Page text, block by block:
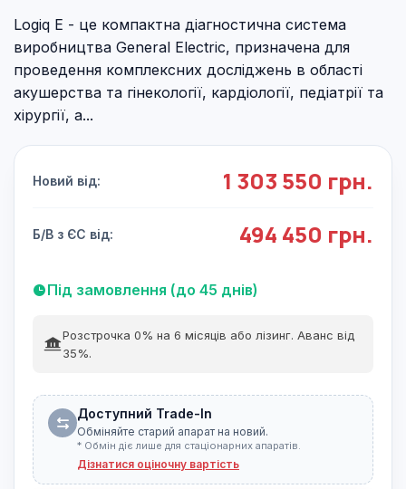
Logiq E - це компактна діагностична система
виробництва General Electric, призначена для
проведення комплексних досліджень в області
акушерства та гінекології, кардіології, педіатрії та
хірургії, а...
Новий від: 1 303 550 грн.
Б/В з ЄС від: 494 450 грн.
Під замовлення (до 45 днів)
Розстрочка 0% на 6 місяців або лізинг. Аванс від
35%.
Доступний Trade-In
Обміняйте старий апарат на новий.
* Обмін діє лише для стаціонарних апаратів.
Дізнатися оціночну вартість